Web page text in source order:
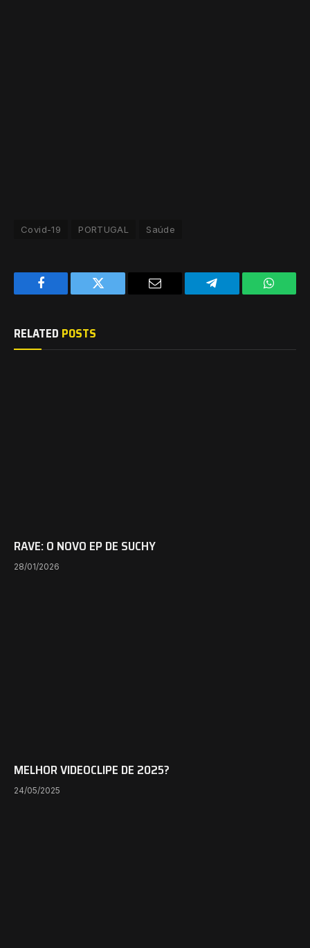
Covid-19 PORTUGAL Saúde
Facebook Twitter Telegram
RELATED POSTS
RAVE: O NOVO EP DE SUCHY
28/01/2026
MELHOR VIDEOCLIPE DE 2025?
24/05/2025